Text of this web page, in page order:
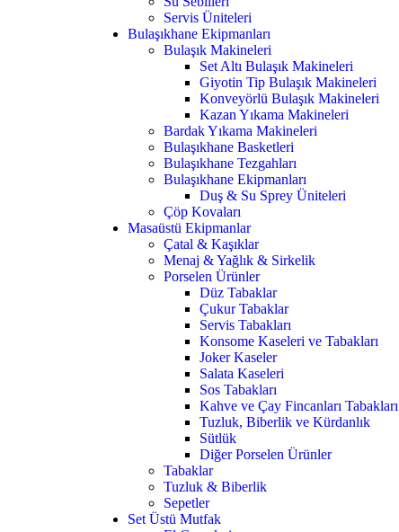
Servis Üniteleri
Bulaşıkhane Ekipmanları
Bulaşık Makineleri
Set Altı Bulaşık Makineleri
Giyotin Tip Bulaşık Makineleri
Konveyörlü Bulaşık Makineleri
Kazan Yıkama Makineleri
Bardak Yıkama Makineleri
Bulaşıkhane Basketleri
Bulaşıkhane Tezgahları
Bulaşıkhane Ekipmanları
Duş & Su Sprey Üniteleri
Çöp Kovaları
Masaüstü Ekipmanlar
Çatal & Kaşıklar
Menaj & Yağlık & Sirkelik
Porselen Ürünler
Düz Tabaklar
Çukur Tabaklar
Servis Tabakları
Konsome Kaseleri ve Tabakları
Joker Kaseler
Salata Kaseleri
Sos Tabakları
Kahve ve Çay Fincanları Tabakları
Tuzluk, Biberlik ve Kürdanlık
Sütlük
Diğer Porselen Ürünler
Tabaklar
Tuzluk & Biberlik
Sepetler
Set Üstü Mutfak